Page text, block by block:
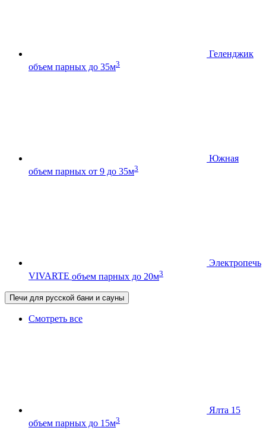
Геленджик
объем парных до 35м3
Южная
объем парных от 9 до 35м3
Электропечь
VIVARTE объем парных до 20м3
Печи для русской бани и сауны
Смотреть все
Ялта 15
объем парных до 15м3